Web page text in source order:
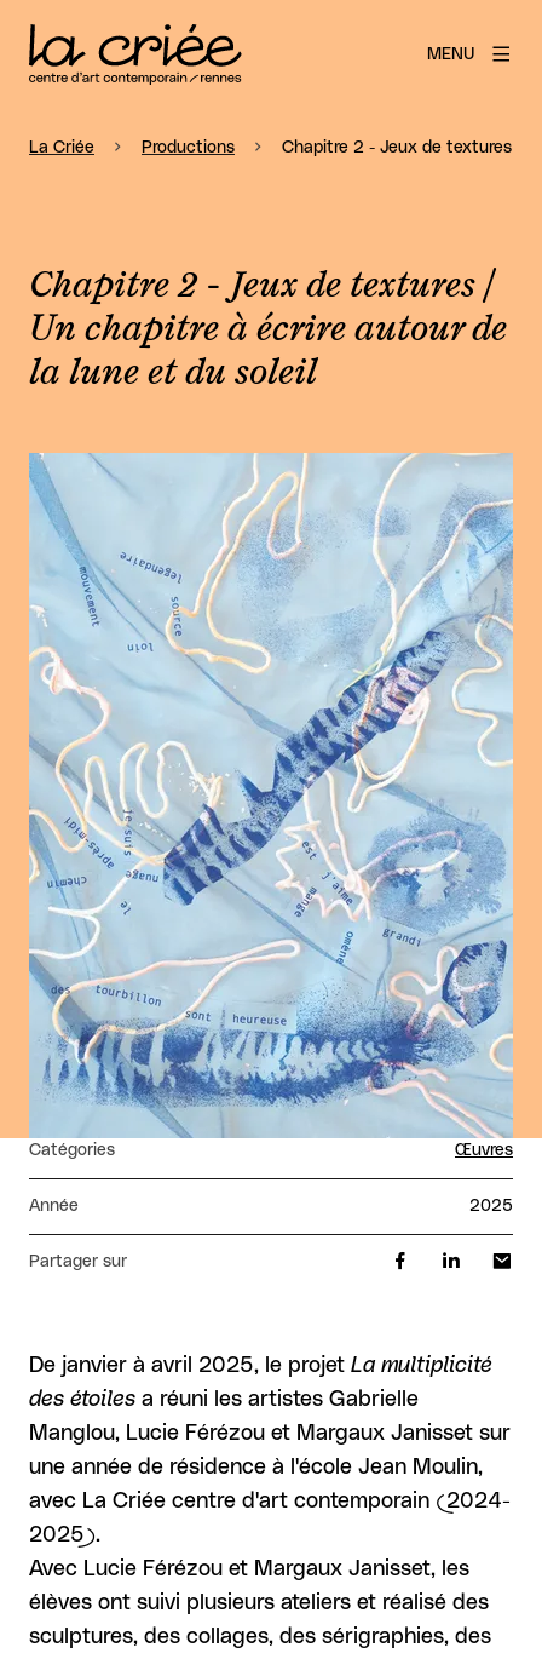
MENU
La Criée Productions Chapitre 2 - Jeux de textures /
Chapitre 2 - Jeux de textures /
Un chapitre à écrire autour de
la lune et du soleil
Agrandir
Catégories Œuvres
Année 2025
Partager sur
De janvier à avril 2025, le projet La multiplicité
des étoiles a réuni les artistes Gabrielle
Manglou, Lucie Férézou et Margaux Janisset sur
une année de résidence à l'école Jean Moulin,
avec La Criée centre d'art contemporain (2024-
2025).
Avec Lucie Férézou et Margaux Janisset, les
élèves ont suivi plusieurs ateliers et réalisé des
sculptures, des collages, des sérigraphies, des